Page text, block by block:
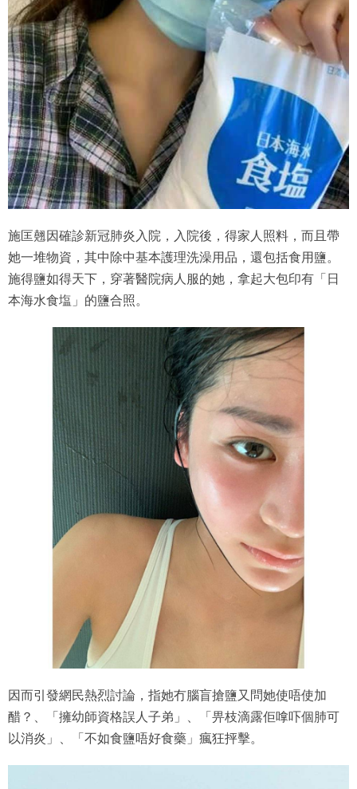
施匡翹因確診新冠肺炎入院，入院後，得家人照料，而且帶
她一堆物資，其中除中基本護理洗澡用品，還包括食用鹽。
施得鹽如得天下，穿著醫院病人服的她，拿起大包印有「日
本海水食塩」的鹽合照。
因而引發網民熱烈討論，指她冇腦盲搶鹽又問她使唔使加
醋？、「擁幼師資格誤人子弟」、「畀枝滴露佢嗱吓個肺可
以消炎」、「不如食鹽唔好食藥」瘋狂抨擊。